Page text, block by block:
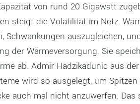
von rund 20 Gigawatt
steigt die Volatilität im Netz.
Schwankungen auszugleichen,
der Wärmeversorgung. Sie
ab. Admir Hadzikadunic aus
wird so ausgelegt, um
auch mal nicht anzuwerfen. Das